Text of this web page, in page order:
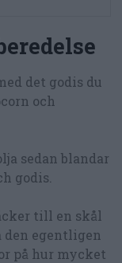
det godis du
och
sedan blandar
godis.
till en skål
den egentligen
på hur mycket